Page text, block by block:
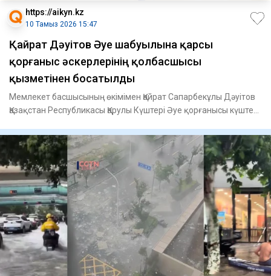
https://aikyn.kz
10 Тамыз 2026 15:47
Қайрат Дәуітов Әуе шабуылына қарсы
қорғаныс әскерлерінің қолбасшысы
қызметінен босатылды
Мемлекет басшысының өкімімен Қайрат Сапарбекұлы Дәуітов
Қазақстан Республикасы Қарулы Күштері Әуе қорғанысы күштері